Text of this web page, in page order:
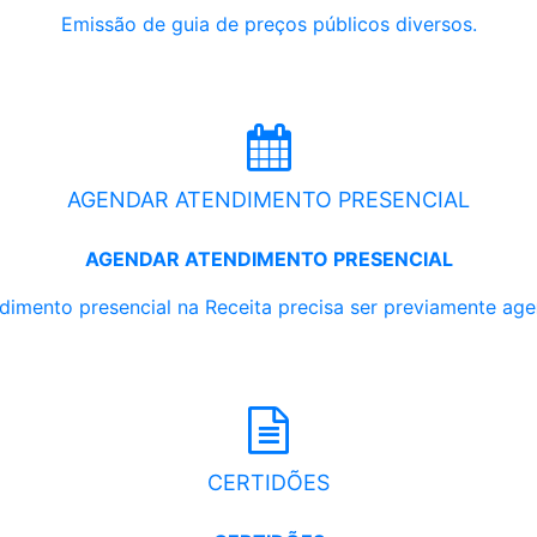
Emissão de guia de preços públicos diversos.
AGENDAR ATENDIMENTO PRESENCIAL
AGENDAR ATENDIMENTO PRESENCIAL
presencial na Receita precisa ser previamente
CERTIDÕES